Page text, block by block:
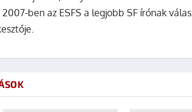
2007-ben az ESFS a legjobb SF írónak